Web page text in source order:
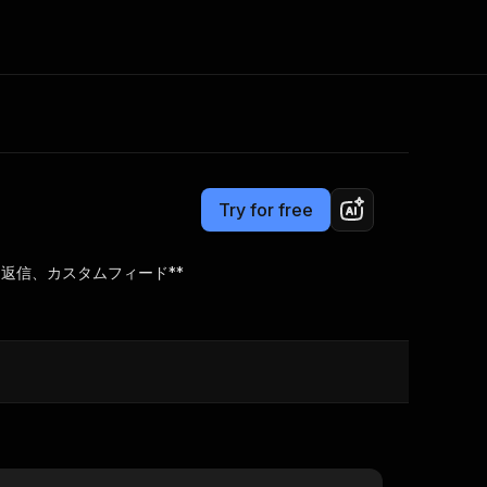
Apify Partners
your code
now
Try for free
信、カスタムフィード**